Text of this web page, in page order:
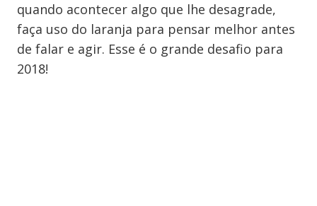
quando acontecer algo que lhe desagrade,
faça uso do laranja para pensar melhor antes
de falar e agir. Esse é o grande desafio para
2018!